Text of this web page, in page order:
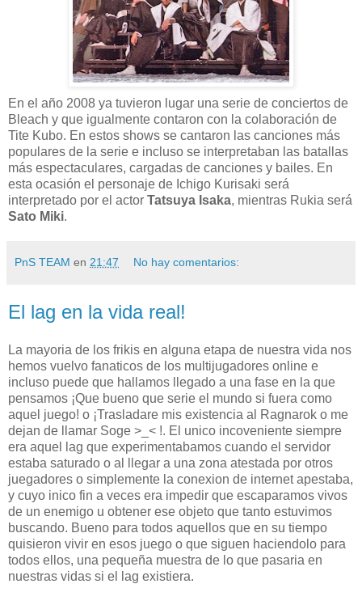
En el año 2008 ya tuvieron lugar una serie de conciertos de
Bleach y que igualmente contaron con la colaboración de
Tite Kubo. En estos shows se cantaron las canciones más
populares de la serie e incluso se interpretaban las batallas
más espectaculares, cargadas de canciones y bailes. En
esta ocasión el personaje de Ichigo Kurisaki será
interpretado por el actor Tatsuya Isaka, mientras Rukia será
Sato Miki.
PnS TEAM en 21:47 No hay comentarios:
El lag en la vida real!
La mayoria de los frikis en alguna etapa de nuestra vida nos
hemos vuelvo fanaticos de los multijugadores online e
incluso puede que hallamos llegado a una fase en la que
pensamos ¡Que bueno que serie el mundo si fuera como
aquel juego! o ¡Trasladare mis existencia al Ragnarok o me
dejan de llamar Soge >_< !. El unico incoveniente siempre
era aquel lag que experimentabamos cuando el servidor
estaba saturado o al llegar a una zona atestada por otros
juegadores o simplemente la conexion de internet apestaba,
y cuyo inico fin a veces era impedir que escaparamos vivos
de un enemigo u obtener ese objeto que tanto estuvimos
buscando. Bueno para todos aquellos que en su tiempo
quisieron vivir en esos juego o que siguen haciendolo para
todos ellos, una pequeña muestra de lo que pasaria en
nuestras vidas si el lag existiera.